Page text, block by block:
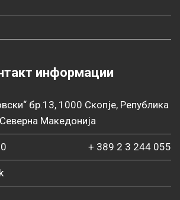
информации
бр.13, 1000 Скопје, Република
Северна Македонија
+ 389 2 3 244 055